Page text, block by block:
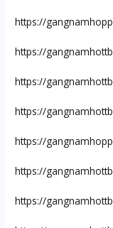
https://
https://
https://
https://
https://
https://
https://